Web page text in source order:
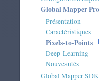
Global Mapper Pro
Présentation
Caractéristiques
Pixels-to-Points
Deep-Learning
Nouveautés
Global Mapper SDK